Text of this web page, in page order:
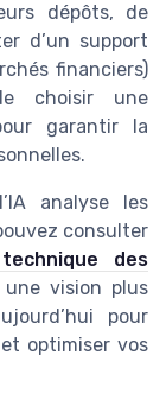
dépôts, de
d’un support
financiers)
choisir une
garantir la
analyse les
consulter
des
vision plus
pour
optimiser vos